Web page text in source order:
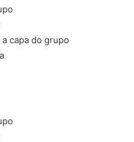
capa do grupo